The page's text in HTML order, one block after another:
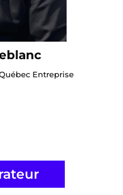
Entreprise